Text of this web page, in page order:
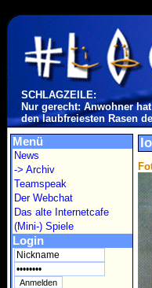
SCHLAGZEILE:
Nur gerecht: Anwohner
den laubfreiesten Rasen
Menü
News
-> Archiv
Teamspeak
Der Webchat
Das alte Internetcafe
(Mini-) Spiele
Login